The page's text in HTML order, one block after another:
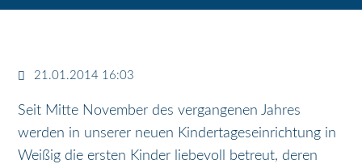
21.01.2014 16:03
Seit Mitte November des vergangenen Jahres
werden in unserer neuen Kindertageseinrichtung in
Weißig die ersten Kinder liebevoll betreut, deren